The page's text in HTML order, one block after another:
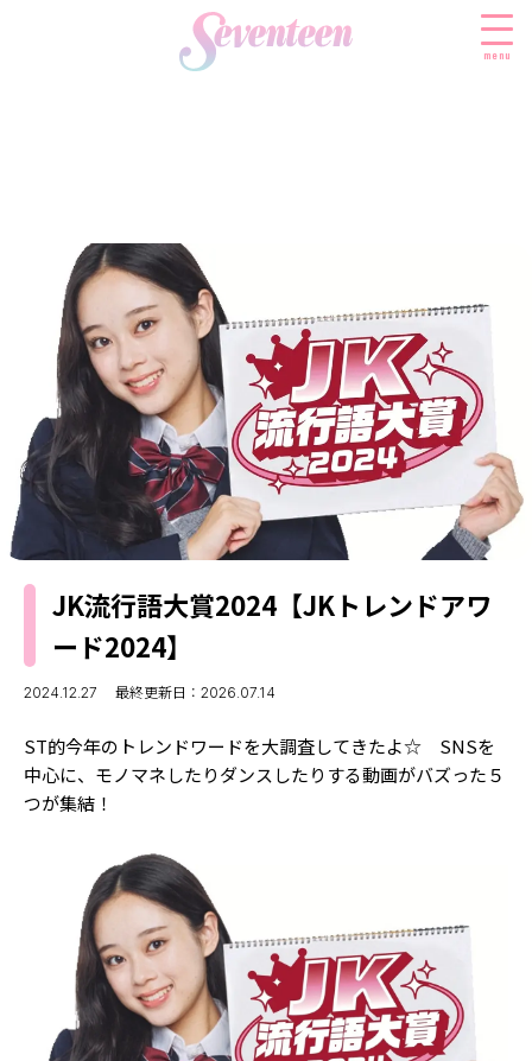
menu
FASHION
ファッションニュース
モデル私服
着回し
着痩せ
BEAUTY
ビューティニュース
トレンドメイク
ベストコスメ
ヘアアレンジ・ヘアケア
スキンケア
ボディケア
SCHOOL
スクールニュース
制服コーデ
学校ヘアメイク
勉強・受験・進路
ENTERTAINMENT
エンタメニュース
なにわ男子
K-POP
LIFESTYLE
ライフスタイルニュース
JKランキング・アワード
モデルの購入品
おでかけ
JK TREND
JKトレンドニュース
MODELS
MODEL'S BLOG
TikTok
Instagram
YouTube
FORTUNE
ミスセブンティーンニュース
MAGAZINE
バックナンバー
INFORMATION
Seventeenについて
JK流行語大賞2024【JKトレンドアワ
ード2024】
2024.12.27 最終更新日：2026.07.14
ST的今年のトレンドワードを大調査してきたよ☆ SNSを
中心に、モノマネしたりダンスしたりする動画がバズった５
つが集結！